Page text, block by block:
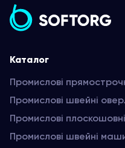
Каталог
Промислові
Промислові швейні
Промислові
Промислові швейні